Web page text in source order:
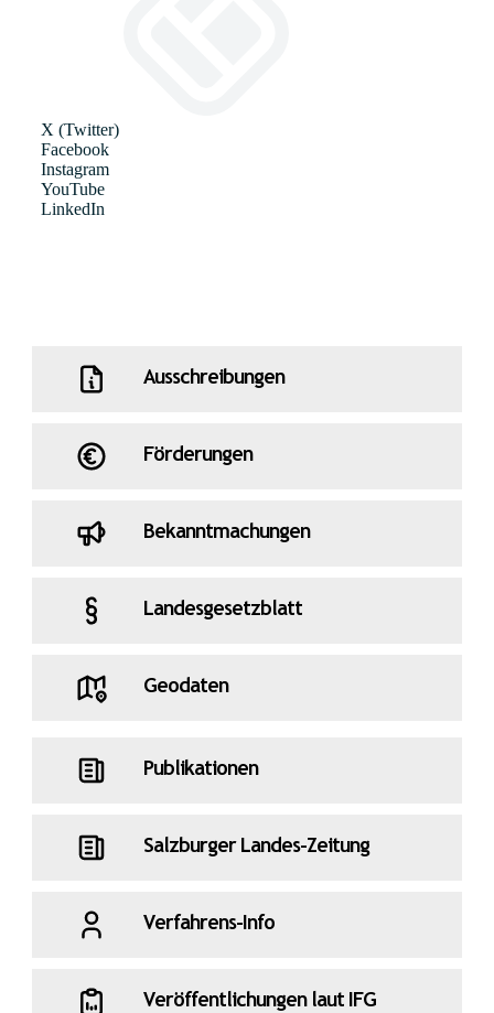
Ausschreibungen
Förderungen
Bekanntmachungen
Landesgesetzblatt
Geodaten
Publikationen
Salzburger Landes-Zeitung
Verfahrens-Info
Veröffentlichungen laut IFG